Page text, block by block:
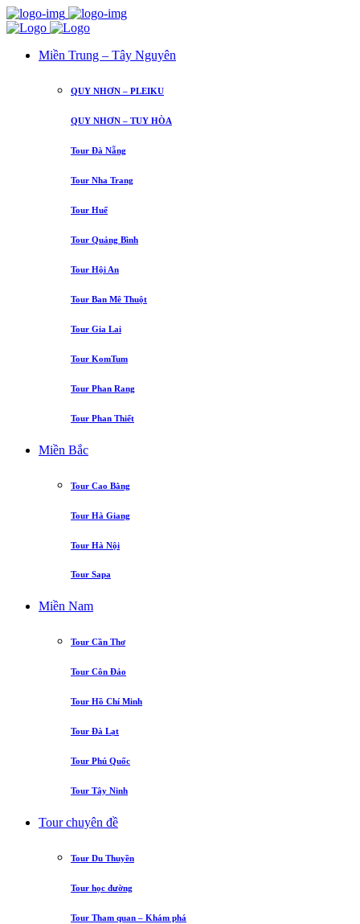
Miền Trung – Tây Nguyên
QUY NHƠN – PLEIKU
QUY NHƠN – TUY HÒA
Tour Đà Nẵng
Tour Nha Trang
Tour Huế
Tour Quảng Bình
Tour Hội An
Tour Ban Mê Thuột
Tour Gia Lai
Tour KomTum
Tour Phan Rang
Tour Phan Thiết
Miền Bắc
Tour Cao Bằng
Tour Hà Giang
Tour Hà Nội
Tour Sapa
Miền Nam
Tour Cần Thơ
Tour Côn Đảo
Tour Hồ Chí Minh
Tour Đà Lạt
Tour Phú Quốc
Tour Tây Ninh
Tour chuyên đề
Tour Du Thuyền
Tour học đường
Tour Tham quan – Khám phá